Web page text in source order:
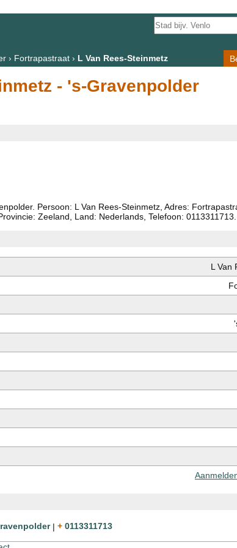
› Fortrapastraat› L Van Rees-Steinmetz
- 's-Gravenpolder
Persoon: L Van Rees-Steinmetz, Adres:
Zeeland, Land: Nederlands, Telefoon: 0113311713.
L Van
| + 0113311713